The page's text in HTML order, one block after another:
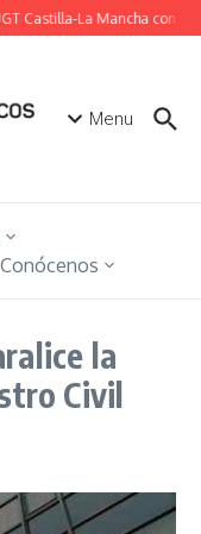
Castilla-La Mancha con
Menu
Conócenos
la
Civil